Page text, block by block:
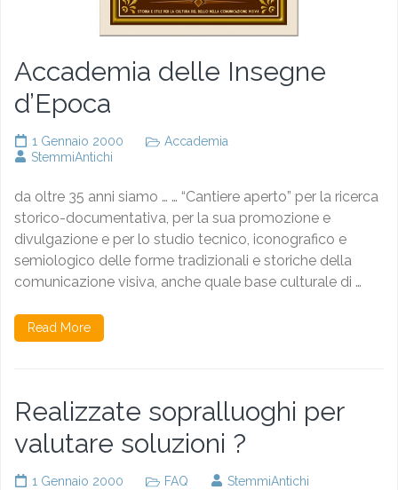
Accademia delle Insegne
d’Epoca
1 Gennaio 2000
Accademia
StemmiAntichi
da oltre 35 anni siamo … … “Cantiere aperto” per la ricerca
storico-documentativa, per la sua promozione e
divulgazione e per lo studio tecnico, iconografico e
semiologico delle forme tradizionali e storiche della
comunicazione visiva, anche quale base culturale di …
Read More
Realizzate sopralluoghi per
valutare soluzioni ?
1 Gennaio 2000 FAQ StemmiAntichi